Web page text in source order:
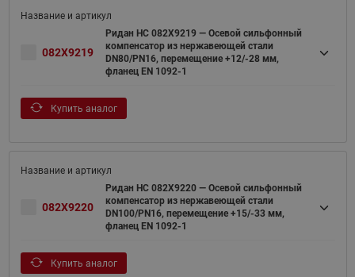
082X9219
Ридан НС 082X9219 — Осевой сильфонный
компенсатор из нержавеющей стали
DN80/PN16, перемещение +12/-28 мм,
фланец EN 1092-1
Купить аналог
082X9220
Ридан НС 082X9220 — Осевой сильфонный
компенсатор из нержавеющей стали
DN100/PN16, перемещение +15/-33 мм,
фланец EN 1092-1
Купить аналог